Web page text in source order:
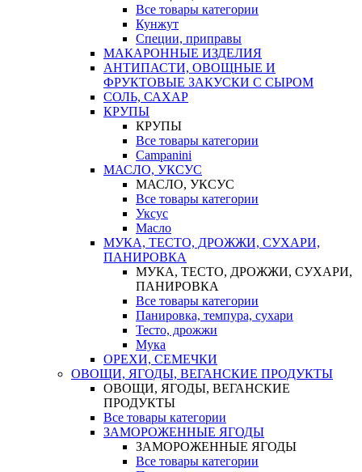
Все товары категории
Кунжут
Специи, приправы
МАКАРОННЫЕ ИЗДЕЛИЯ
АНТИПАСТИ, ОВОЩНЫЕ И
ФРУКТОВЫЕ ЗАКУСКИ С СЫРОМ
СОЛЬ, САХАР
КРУПЫ
КРУПЫ
Все товары категории
Campanini
МАСЛО, УКСУС
МАСЛО, УКСУС
Все товары категории
Уксус
Масло
МУКА, ТЕСТО, ДРОЖЖИ, СУХАРИ,
ПАНИРОВКА
МУКА, ТЕСТО, ДРОЖЖИ, СУХАРИ,
ПАНИРОВКА
Все товары категории
Панировка, темпура, сухари
Тесто, дрожжи
Мука
ОРЕХИ, СЕМЕЧКИ
ОВОЩИ, ЯГОДЫ, ВЕГАНСКИЕ ПРОДУКТЫ
ОВОЩИ, ЯГОДЫ, ВЕГАНСКИЕ
ПРОДУКТЫ
Все товары категории
ЗАМОРОЖЕННЫЕ ЯГОДЫ
ЗАМОРОЖЕННЫЕ ЯГОДЫ
Все товары категории